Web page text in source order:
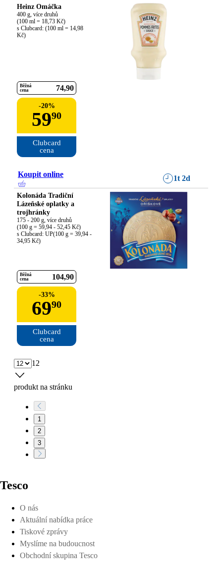
Heinz Omáčka
400 g, více druhů
(100 ml = 18,73 Kč)
s Clubcard: (100 ml = 14,98
Kč)
Běžná
cena
74 90
-20%
5990
Clubcard
cena
Koupit online 1t 2d
Kolonáda Tradiční
Lázeňské oplatky a
trojhránky
175 - 200 g, více druhů
(100 g = 59,94 - 52,45 Kč)
s Clubcard: UP(100 g = 39,94 -
34,95 Kč)
Běžná
cena
104 90
-33%
6990
Clubcard
cena
12
produkt na stránku
1
2
3
Tesco
O nás
Aktuální nabídka práce
Tiskové zprávy
Myslíme na budoucnost
Obchodní skupina Tesco